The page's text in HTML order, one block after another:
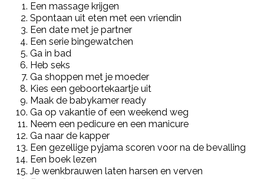
Een massage krijgen
Spontaan uit eten met een vriendin
Een date met je partner
Een serie bingewatchen
Ga in bad
Heb seks
Ga shoppen met je moeder
Kies een geboortekaartje uit
Maak de babykamer ready
Ga op vakantie of een weekend weg
Neem een pedicure en een manicure
Ga naar de kapper
Een gezellige pyjama scoren voor na de bevalling
Een boek lezen
Je wenkbrauwen laten harsen en verven